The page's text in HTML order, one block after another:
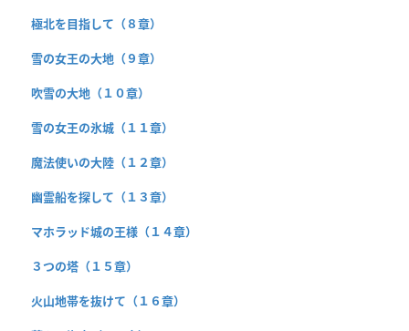
極北を目指して（８章）
雪の女王の大地（９章）
吹雪の大地（１０章）
雪の女王の氷城（１１章）
魔法使いの大陸（１２章）
幽霊船を探して（１３章）
マホラッド城の王様（１４章）
３つの塔（１５章）
火山地帯を抜けて（１６章）